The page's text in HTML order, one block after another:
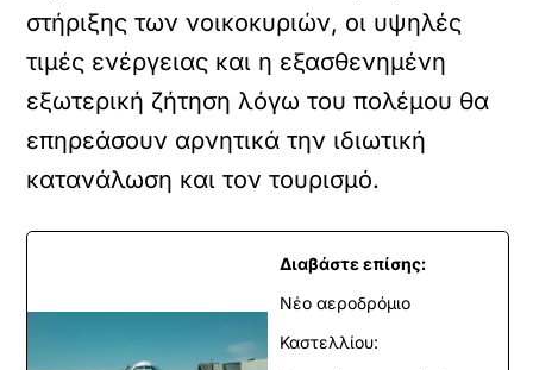
στήριξης των νοικοκυριών, οι υψηλές
τιμές ενέργειας και η εξασθενημένη
εξωτερική ζήτηση λόγω του πολέμου θα
επηρεάσουν αρνητικά την ιδιωτική
κατανάλωση και τον τουρισμό.
Διαβάστε επίσης:
Νέο αεροδρόμιο
Καστελλίου: